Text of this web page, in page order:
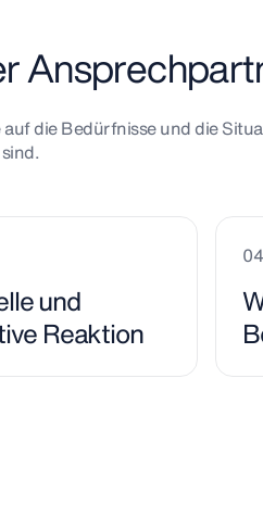
die Bedürfnisse und die
und
Reaktion
04